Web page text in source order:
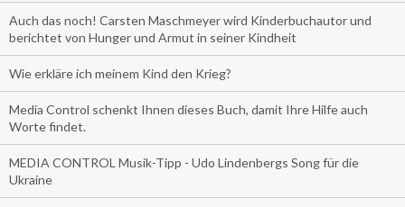
Auch das noch! Carsten Maschmeyer wird Kinderbuchautor und
berichtet von Hunger und Armut in seiner Kindheit
Wie erkläre ich meinem Kind den Krieg?
Media Control schenkt Ihnen dieses Buch, damit Ihre Hilfe auch
Worte findet.
MEDIA CONTROL Musik-Tipp - Udo Lindenbergs Song für die
Ukraine